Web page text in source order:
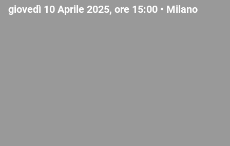
giovedì 10 Aprile 2025, ore 15:00 • Milano